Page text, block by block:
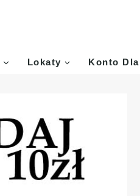
Lokaty Konto Dla